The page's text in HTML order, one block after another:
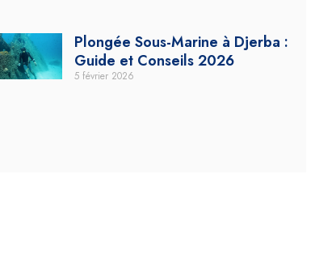
Plongée Sous-Marine à Djerba :
Guide et Conseils 2026
5 février 2026